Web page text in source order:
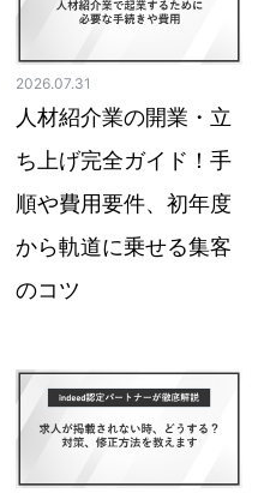
2026.07.31
人材紹介業の開業・立
ち上げ完全ガイド！手
順や費用要件、初年度
から軌道に乗せる集客
のコツ